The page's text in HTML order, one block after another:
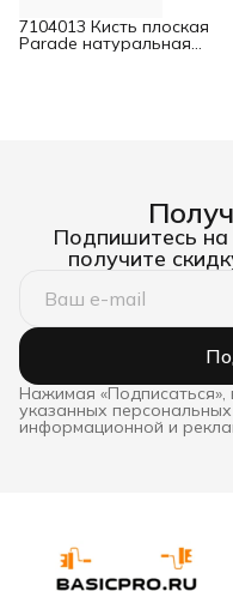
7104013 Кисть плоская
Parade натуральная
Подпишитесь на
получите
Нажимая
указанных
информационной и